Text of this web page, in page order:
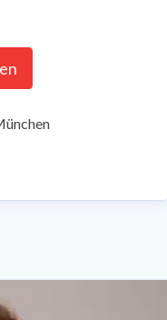
Finanzgruppe,
stellt sie
bereit.
die größte
Sparkasse. Das
Sparkassen-